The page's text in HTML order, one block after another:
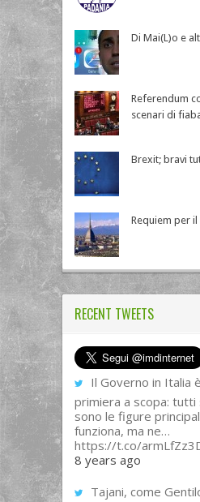
Di Mai(L)o e
Referendum
scenari di
Brexit; bravi
Requiem per il
RECENT TWEETS
Il Governo in Italia
primiera a scopa: tutti
sono le figure
funziona, ma ne…
https://t.co/
8 years ago
Tajani, come